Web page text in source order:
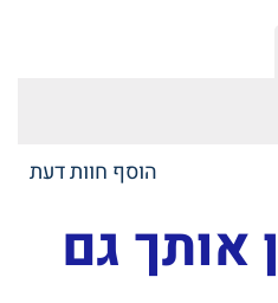
הוסף חוות דעת
אותך גם